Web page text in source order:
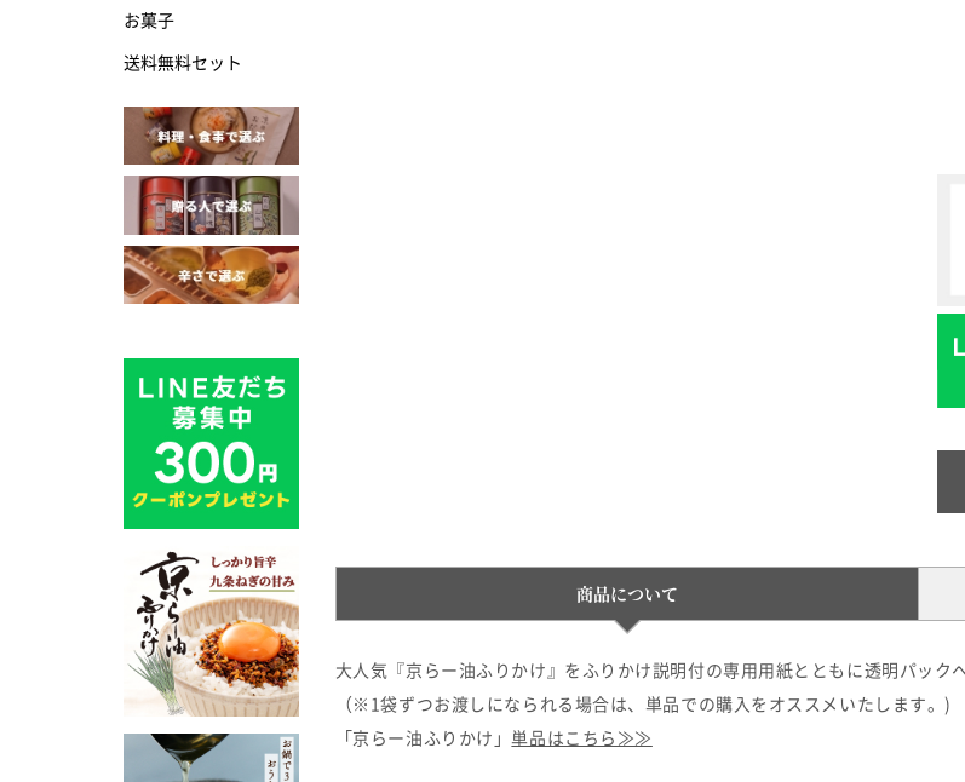
お菓子
送料無料セット
商品について
大人気『京らー油ふりかけ』をふりかけ説明付の専用用紙とともに透明パック
（※1袋ずつお渡しになられる場合は、単品での購入をオススメいたします。)
「京らー油ふりかけ」単品はこちら≫≫